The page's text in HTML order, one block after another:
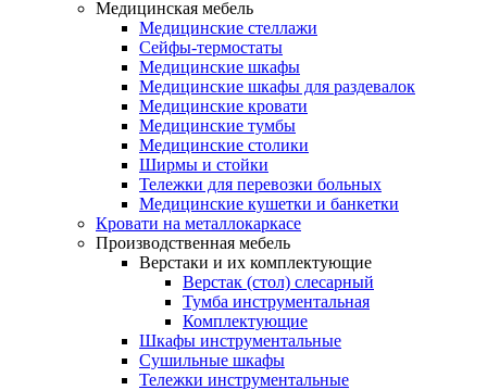
Медицинская мебель
Медицинские стеллажи
Сейфы-термостаты
Медицинские шкафы
Медицинские шкафы для раздевалок
Медицинские кровати
Медицинские тумбы
Медицинские столики
Ширмы и стойки
Тележки для перевозки больных
Медицинские кушетки и банкетки
Кровати на металлокаркасе
Производственная мебель
Верстаки и их комплектующие
Верстак (стол) слесарный
Тумба инструментальная
Комплектующие
Шкафы инструментальные
Сушильные шкафы
Тележки инструментальные